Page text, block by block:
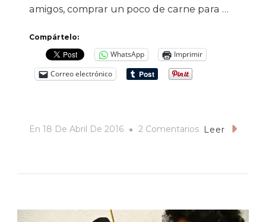
amigos, comprar un poco de carne para …
Compártelo:
WhatsApp
Imprimir
Correo electrónico
En 18 De Abril De 2016 2 ComentariosEnLeer